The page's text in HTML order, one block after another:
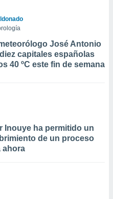
José Antonio
capitales españolas
40 ºC este fin de semana
Inouye ha permitido un
de un proceso
ahora